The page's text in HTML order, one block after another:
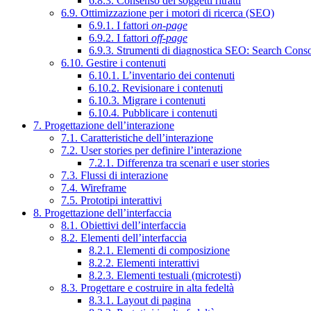
6.9. Ottimizzazione per i motori di ricerca (SEO)
6.9.1. I fattori on-page
6.9.2. I fattori off-page
6.9.3. Strumenti di diagnostica SEO: Search
6.10. Gestire i contenuti
6.10.1. L’inventario dei contenuti
6.10.2. Revisionare i contenuti
6.10.3. Migrare i contenuti
6.10.4. Pubblicare i contenuti
7. Progettazione dell’interazione
7.1. Caratteristiche dell’interazione
7.2. User stories per definire l’interazione
7.2.1. Differenza tra scenari e user stories
7.3. Flussi di interazione
7.4. Wireframe
7.5. Prototipi interattivi
8. Progettazione dell’interfaccia
8.1. Obiettivi dell’interfaccia
8.2. Elementi dell’interfaccia
8.2.1. Elementi di composizione
8.2.2. Elementi interattivi
8.2.3. Elementi testuali (microtesti)
8.3. Progettare e costruire in alta fedeltà
8.3.1. Layout di pagina